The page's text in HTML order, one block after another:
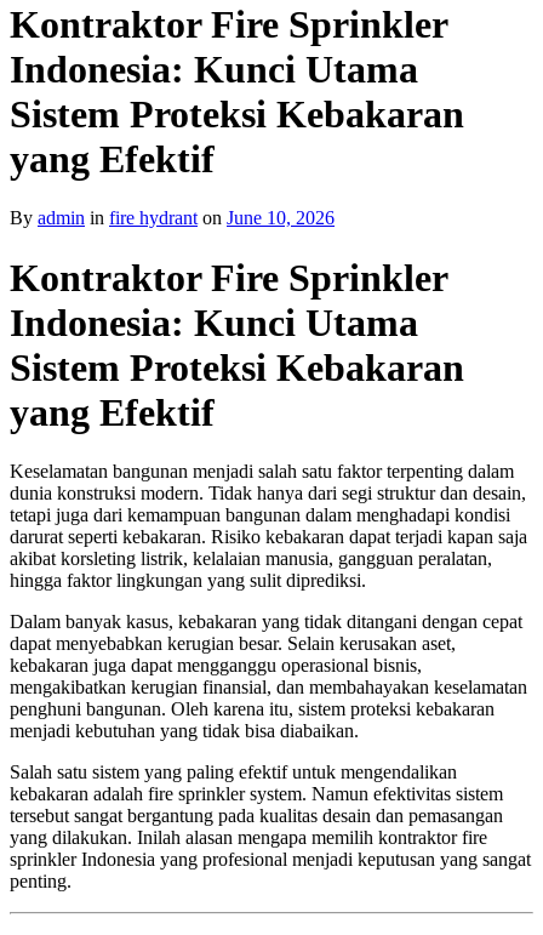
Kontraktor Fire Sprinkler
Indonesia: Kunci Utama
Sistem Proteksi Kebakaran
yang Efektif
By admin in fire hydrant on June 10, 2026
Kontraktor Fire Sprinkler
Indonesia: Kunci Utama
Sistem Proteksi Kebakaran
yang Efektif
Keselamatan bangunan menjadi salah satu faktor terpenting dalam
dunia konstruksi modern. Tidak hanya dari segi struktur dan desain,
tetapi juga dari kemampuan bangunan dalam menghadapi kondisi
darurat seperti kebakaran. Risiko kebakaran dapat terjadi kapan saja
akibat korsleting listrik, kelalaian manusia, gangguan peralatan,
hingga faktor lingkungan yang sulit diprediksi.
Dalam banyak kasus, kebakaran yang tidak ditangani dengan cepat
dapat menyebabkan kerugian besar. Selain kerusakan aset,
kebakaran juga dapat mengganggu operasional bisnis,
mengakibatkan kerugian finansial, dan membahayakan keselamatan
penghuni bangunan. Oleh karena itu, sistem proteksi kebakaran
menjadi kebutuhan yang tidak bisa diabaikan.
Salah satu sistem yang paling efektif untuk mengendalikan
kebakaran adalah fire sprinkler system. Namun efektivitas sistem
tersebut sangat bergantung pada kualitas desain dan pemasangan
yang dilakukan. Inilah alasan mengapa memilih kontraktor fire
sprinkler Indonesia yang profesional menjadi keputusan yang sangat
penting.